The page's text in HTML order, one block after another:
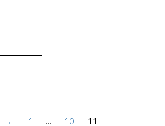
← 1 … 10 11